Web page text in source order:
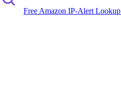
Free Amazon IP-Alert Lookup